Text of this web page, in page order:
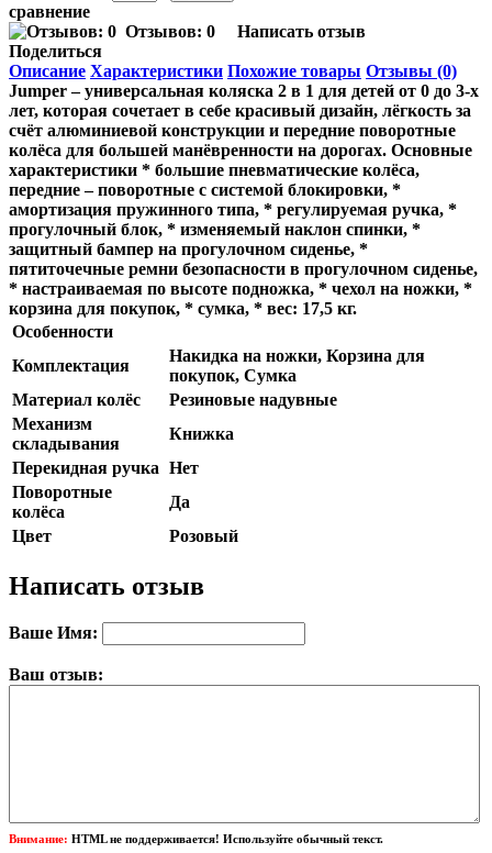
сравнение
Отзывов: 0
Написать отзыв
Поделиться
Описание Характеристики Похожие товары Отзывы (0)
Jumper – универсальная коляска 2 в 1 для детей от 0 до 3-х
лет, которая сочетает в себе красивый дизайн, лёгкость за
счёт алюминиевой конструкции и передние поворотные
колёса для большей манёвренности на дорогах. Основные
характеристики * большие пневматические колёса,
передние – поворотные с системой блокировки, *
амортизация пружинного типа, * регулируемая ручка, *
прогулочный блок, * изменяемый наклон спинки, *
защитный бампер на прогулочном сиденье, *
пятиточечные ремни безопасности в прогулочном сиденье,
* настраиваемая по высоте подножка, * чехол на ножки, *
корзина для покупок, * сумка, * вес: 17,5 кг.
Особенности
Комплектация
Накидка на ножки, Корзина для
покупок, Сумка
Материал колёс
Резиновые надувные
Механизм
складывания
Книжка
Перекидная ручка Нет
Поворотные
колёса
Да
Цвет
Розовый
Написать отзыв
Ваше Имя:
Ваш отзыв:
Внимание: HTML не поддерживается! Используйте обычный текст.